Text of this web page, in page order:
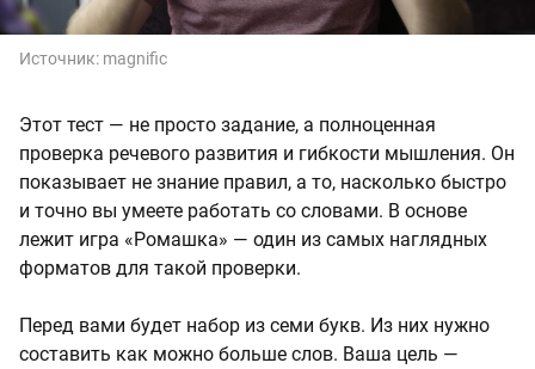
Источник: magnific
Этот тест — не просто задание, а полноценная
проверка речевого развития и гибкости мышления. Он
показывает не знание правил, а то, насколько быстро
и точно вы умеете работать со словами. В основе
лежит игра «Ромашка» — один из самых наглядных
форматов для такой проверки.
Перед вами будет набор из семи букв. Из них нужно
составить как можно больше слов. Ваша цель —